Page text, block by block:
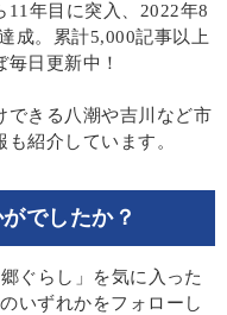
11年目に突入、2022年8
成。累計5,000記事以上
毎日更新中！
できる八潮や吉川など市
紹介しています。
でしたか？
ぐらし」を気に入った
いずれかをフォローし